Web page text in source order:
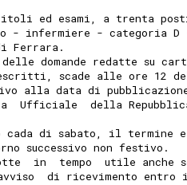
ed esami, a trenta
- infermiere - categoria D
Ferrara.
domande redatte su
scade alle ore 12
alla data di
Ufficiale  della
di sabato, il termine
successivo non festivo.
in  tempo  utile anche
avviso  di ricevimento entro